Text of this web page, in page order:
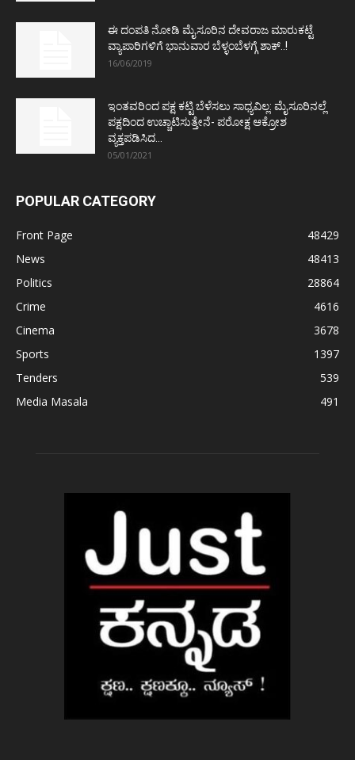
ಈ ದಂಪತಿ ನೋಡಿ ಮೈಸೂರಿನ ದೇವರಾಜ ಮಾರುಕಟ್ಟೆ
ವ್ಯಾಪಾರಿಗಳಿಗೆ ಭಾನುವಾರ ಬೆಳ್ಳಂಬೆಳಗ್ಗೆ ಶಾಕ್..!
16/06/2019
ಇಂತವರಿಂದ ಪಕ್ಷ ಕಟ್ಟಿ ಬೆಳೆಸಲು ಸಾಧ್ಯವಿಲ್ಲ: ಮೈಸೂರಿನಲ್ಲೆ
ಪಕ್ಷದಿಂದ ಉಚ್ಚಾಟಿಸುತ್ತೇನೆ- ಪರೋಕ್ಷ ಆಕ್ರೋಶ
ವ್ಯಕ್ತಪಡಿಸಿದ...
05/01/2021
POPULAR CATEGORY
Front Page
48429
News
48413
Politics
28864
Crime
4616
Cinema
3678
Sports
1397
Tenders
539
Media Masala
491